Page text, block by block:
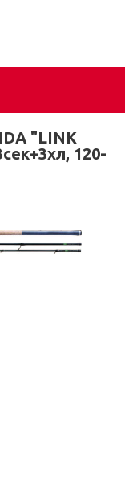
"LINK
120-